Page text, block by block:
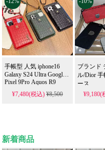
発送後、LINEで追跡
をリアルタイムでご
配送に関するトラブ
に対応いたしますの
5、24時間体制のカス
KMUZAKAのカスタ
談ください。
手帳型 人気 iphone16
Galaxy S24 Ultra Google
Pixel 9Pro Aquos R9
Xperia 1 VI ハイブラン
ド カード 収納 YSLイヴ
¥7,480(税込)¥8,500
ブランド
ル/Dior
ース
¥9,180(
新着商品